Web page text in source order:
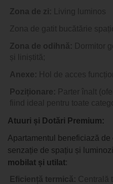
Atuuri și Dotări Premium:
Apartamentul beneficiază
senzație de spațiu și
mobilat și utilat: